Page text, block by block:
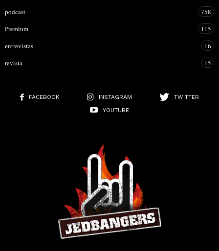
podcast
758
Premium
115
entrevistas
16
revista
15
FACEBOOK INSTAGRAM
TWITTER
YOUTUBE